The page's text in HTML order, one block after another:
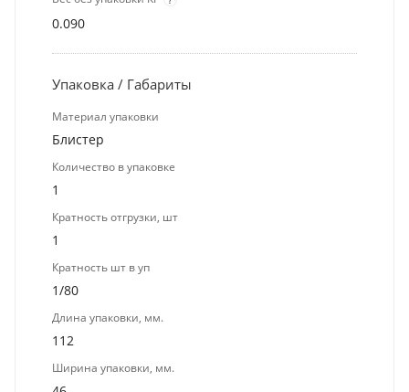
0.090
Упаковка / Габариты
Материал упаковки
Блистер
Количество в упаковке
1
Кратность отгрузки, шт
1
Кратность шт в уп
1/80
Длина упаковки, мм.
112
Ширина упаковки, мм.